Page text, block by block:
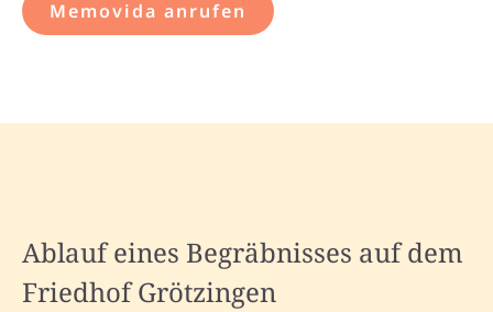
Memovida anrufen
Ablauf eines Begräbnisses auf dem
Friedhof Grötzingen